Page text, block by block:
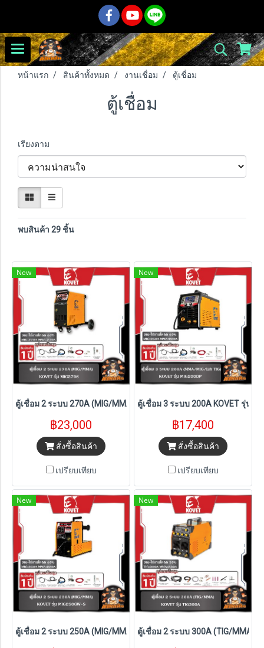
หน้าแรก สินค้าทั้งหมด งานเชื่อม ตู้เชื่อม
ตู้เชื่อม
เรียงตาม
พบสินค้า 29 ชิ้น
New
ตู้เชื่อม 2 ระบบ 270A (MIG/MMA) KOVET รุ่น MIG270S
฿23,000
สั่งซื้อสินค้า
เปรียบเทียบ
New
ตู้เชื่อม 3 ระบบ 200A KOVET รุ่น
฿17,400
สั่งซื้อสินค้า
เปรียบเทียบ
New
ตู้เชื่อม 2 ระบบ 250A (MIG/MMA) KOVET รุ่น MIG250GW-S
New
ตู้เชื่อม 2 ระบบ 300A (TIG/MMA)